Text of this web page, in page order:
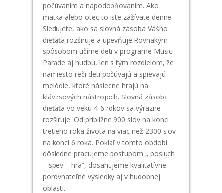
počúvaním a napodobňovaním. Ako
matka alebo otec to iste zažívate denne.
Sledujete, ako sa slovná zásoba Vášho
dieťaťa rozširuje a upevňuje.Rovnakým
spôsobom učíme deti v programe Music
Parade aj hudbu, len s tým rozdielom, že
namiesto reči deti počúvajú a spievajú
melódie, ktoré následne hrajú na
klávesových nástrojoch. Slovná zásoba
dieťaťa vo veku 4-6 rokov sa výrazne
rozširuje. Od približne 900 slov na konci
tretieho roka života na viac než 2300 slov
na konci 6 roka. Pokiaľ v tomto období
dôsledne pracujeme postupom „ posluch
– spev – hra“, dosahujeme kvalitatívne
porovnateľné výsledky aj v hudobnej
oblasti.